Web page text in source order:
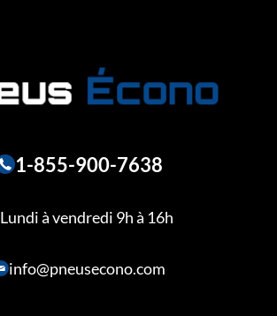
1-855-900-7638
Lundi à vendredi 9h à 16h
info@pneusecono.com